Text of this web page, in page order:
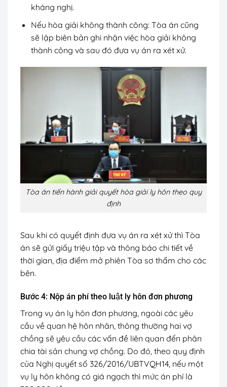
kháng nghị.
Nếu hòa giải không thành công: Tòa án cũng
sẽ lập biên bản ghi nhận việc hòa giải không
thành công và sau đó đưa vụ án ra xét xử.
Tòa án tiến hành giải quyết hòa giải ly hôn theo quy
định
Sau khi có quyết định đưa vụ án ra xét xử thì Tòa
án sẽ gửi giấy triệu tập và thông báo chi tiết về
thời gian, địa điểm mở phiên Tòa sơ thẩm cho các
bên.
Bước 4: Nộp án phí theo luật ly hôn đơn phương
Trong vụ án ly hôn đơn phương, ngoài các yêu
cầu về quan hệ hôn nhân, thông thường hai vợ
chồng sẽ yêu cầu các vấn đề liên quan đến phân
chia tài sản chung vợ chồng. Do đó, theo quy định
của Nghị quyết số 326/2016/UBTVQH14, nếu một
vụ ly hôn không có giá ngạch thì mức án phí là